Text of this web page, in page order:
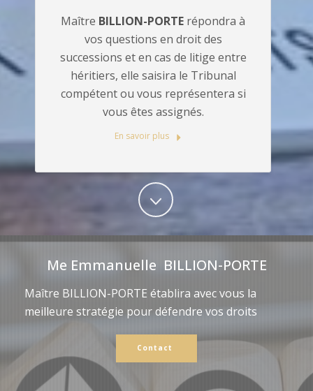
Maître BILLION-PORTE répondra à
vos questions en droit des
successions et en cas de litige entre
héritiers, elle saisira le Tribunal
compétent ou vous représentera si
vous êtes assignés.
En savoir plus
Me Emmanuelle BILLION-PORTE
Maître BILLION-PORTE établira avec vous la
meilleure stratégie pour défendre vos droits
Contact